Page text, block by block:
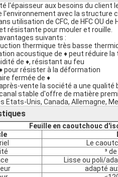
l'épaisseur aux besoins du
l'environnement avec la structure
utilisation de CFC, de HFC OU
résistante pour mouler et rouille.
suivants :
thermique très basse
acoustique de ♦ peut réduire
de ♦, résistant au feu
pour résister à la déformation
fermée de ♦
vente la société a une
stable d'offre de matière
Etats-Unis, Canada, Allemagne,
Feuille en caoutchouc
Le
³
Lisse ou poli/
adapté